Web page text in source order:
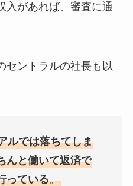
入があれば、審査に通
セントラルの社長も以
ルでは落ちてしま
んと働いて返済で
っている。